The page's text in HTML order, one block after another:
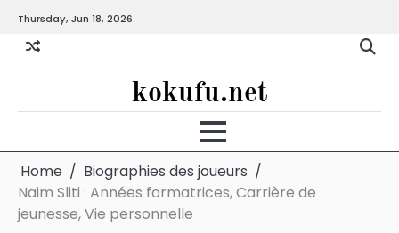
content
Thursday, Jun 18, 2026
kokufu.net
Home
Biographies des joueurs
Naim Sliti : Années formatrices, Carrière de
jeunesse, Vie personnelle